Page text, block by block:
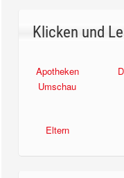
Klicken und
Apotheken
Umschau
Eltern